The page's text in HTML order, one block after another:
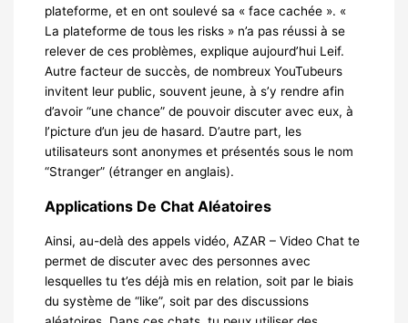
plateforme, et en ont soulevé sa « face cachée ». «
La plateforme de tous les risks » n’a pas réussi à se
relever de ces problèmes, explique aujourd’hui Leif.
Autre facteur de succès, de nombreux YouTubeurs
invitent leur public, souvent jeune, à s’y rendre afin
d’avoir “une chance” de pouvoir discuter avec eux, à
l’picture d’un jeu de hasard. D’autre part, les
utilisateurs sont anonymes et présentés sous le nom
“Stranger” (étranger en anglais).
Applications De Chat Aléatoires
Ainsi, au-delà des appels vidéo, AZAR – Video Chat te
permet de discuter avec des personnes avec
lesquelles tu t’es déjà mis en relation, soit par le biais
du système de “like”, soit par des discussions